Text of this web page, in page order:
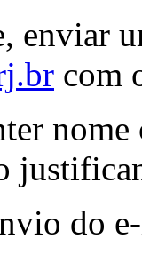
enviar
com
do